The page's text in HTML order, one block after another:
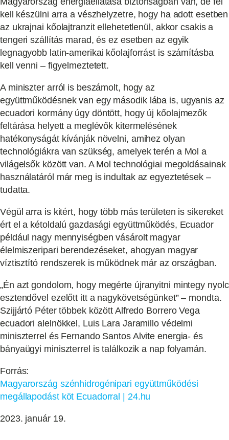
kell készülni arra a vészhelyzetre, hogy ha adott esetben
az ukrajnai kőolajtranzit ellehetetlenül, akkor csakis a
tengeri szállítás marad, és ez esetben az egyik
legnagyobb latin-amerikai kőolajforrást is számításba
kell venni – figyelmeztetett.
A miniszter arról is beszámolt, hogy az
együttműködésnek van egy második lába is, ugyanis az
ecuadori kormány úgy döntött, hogy új kőolajmezők
feltárása helyett a meglévők kitermelésének
hatékonyságát kívánják növelni, amihez olyan
technológiákra van szükség, amelyek terén a Mol a
világelsők között van. A Mol technológiai megoldásainak
használatáról már meg is indultak az egyeztetések –
tudatta.
Végül arra is kitért, hogy több más területen is sikereket
ért el a kétoldalú gazdasági együttműködés, Ecuador
például nagy mennyiségben vásárolt magyar
élelmiszeripari berendezéseket, ahogyan magyar
víztisztító rendszerek is működnek már az országban.
„Én azt gondolom, hogy megérte újranyitni mintegy nyolc
esztendővel ezelőtt itt a nagykövetségünket” – mondta.
Szijjártó Péter többek között Alfredo Borrero Vega
ecuadori alelnökkel, Luis Lara Jaramillo védelmi
miniszterrel és Fernando Santos Alvite energia- és
bányaügyi miniszterrel is találkozik a nap folyamán.
Forrás:
Magyarország szénhidrogénipari együttműködési
megállapodást köt Ecuadorral | 24.hu
2023. január 19.